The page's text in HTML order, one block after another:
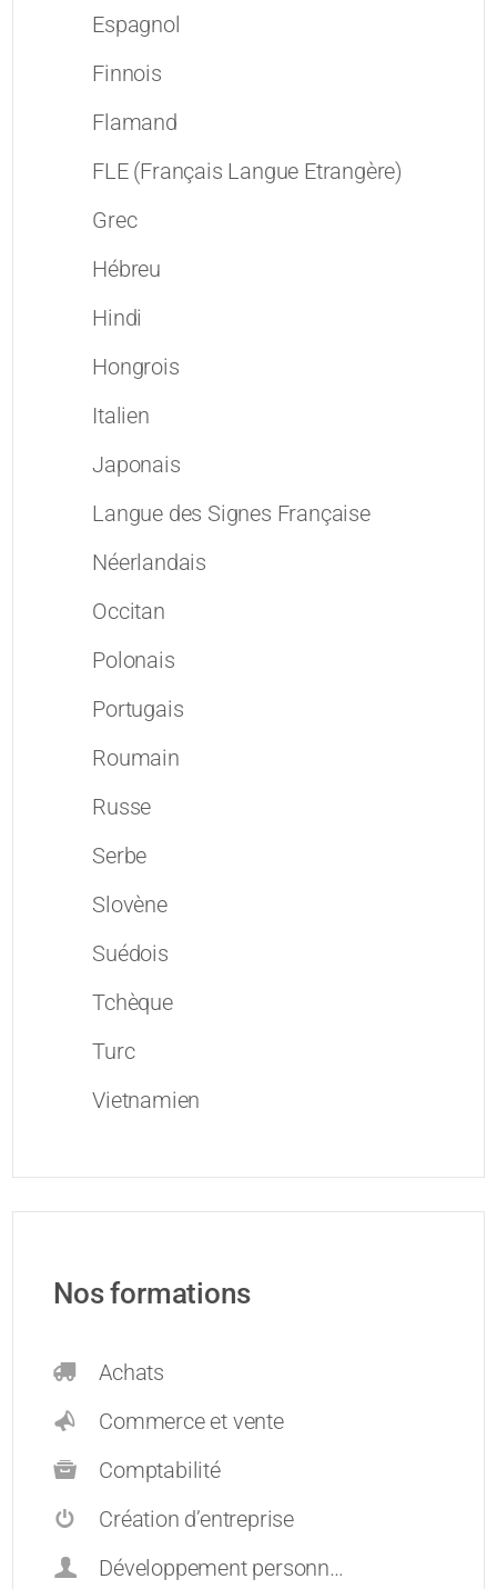
Espagnol
Finnois
Flamand
FLE (Français Langue Etrangère)
Grec
Hébreu
Hindi
Hongrois
Italien
Japonais
Langue des Signes Française
Néerlandais
Occitan
Polonais
Portugais
Roumain
Russe
Serbe
Slovène
Suédois
Tchèque
Turc
Vietnamien
Nos formations
Achats
Commerce et vente
Comptabilité
Création d’entreprise
Développement personnel et carrières